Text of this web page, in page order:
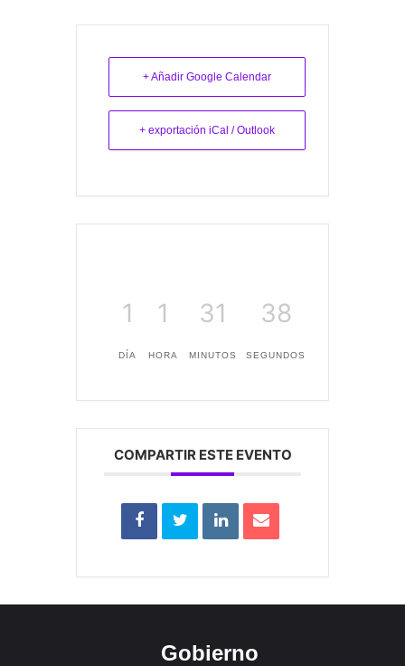
+ Añadir Google Calendar
+ exportación iCal / Outlook
1
DÍA
1
HORA
31
MINUTOS
38
SEGUNDOS
COMPARTIR ESTE EVENTO
Gobierno